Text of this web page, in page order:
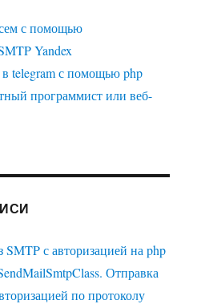
с помощью
Yandex
telegram с помощью php
программист или веб-
SMTP с авторизацией на php
Отправка
по протоколу